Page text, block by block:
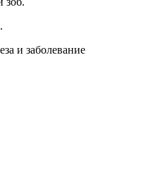
и заболевание